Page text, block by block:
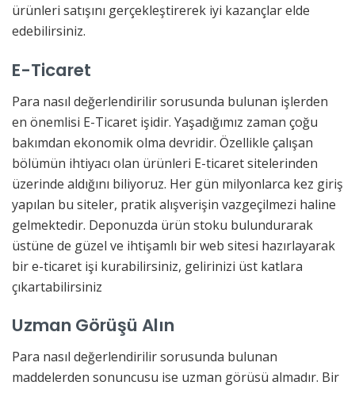
ürünleri satışını gerçekleştirerek iyi kazançlar elde
edebilirsiniz.
E-Ticaret
Para nasıl değerlendirilir sorusunda bulunan işlerden
en önemlisi E-Ticaret işidir. Yaşadığımız zaman çoğu
bakımdan ekonomik olma devridir. Özellikle çalışan
bölümün ihtiyacı olan ürünleri E-ticaret sitelerinden
üzerinde aldığını biliyoruz. Her gün milyonlarca kez giriş
yapılan bu siteler, pratik alışverişin vazgeçilmezi haline
gelmektedir. Deponuzda ürün stoku bulundurarak
üstüne de güzel ve ihtişamlı bir web sitesi hazırlayarak
bir e-ticaret işi kurabilirsiniz, gelirinizi üst katlara
çıkartabilirsiniz
Uzman Görüşü Alın
Para nasıl değerlendirilir sorusunda bulunan
maddelerden sonuncusu ise uzman görüsü almadır. Bir